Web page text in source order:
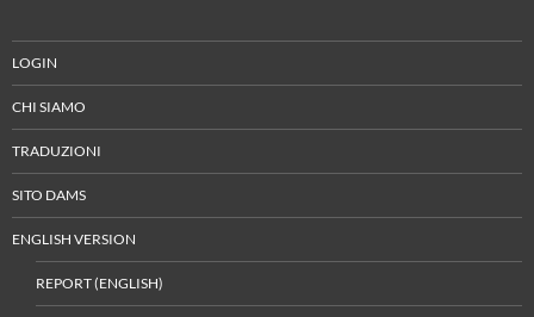
LOGIN
CHI SIAMO
TRADUZIONI
SITO DAMS
ENGLISH VERSION
REPORT (ENGLISH)